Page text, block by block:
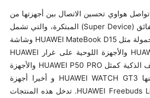
تواصل هواوي تحسين الاتصال بين أجهزتها من
خلال تقنية الجهاز الفائق (Super Device) المبتكرة، والتي تشمل
أجهزة الكمبيوتر المحمولة مثل HUAWEI MateBook D15 وشاشة
HUAWEI Display AD80 والأجهزة اللوحية على غرار HUAWEI
MatePad11 والهواتف الذكية كمثل HUAWEI P50 PRO والأجهزة
القابلة للارتداء و منها HUAWEI WATCH GT3 و أخيرا أجهزة
الصوت مثل HUAWEI Freebuds Lipstick. تدخل هذه المنتجات